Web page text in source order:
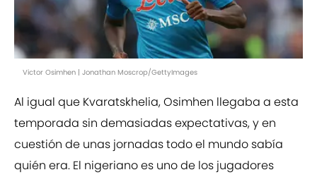
Victor Osimhen | Jonathan Moscrop/GettyImages
Al igual que Kvaratskhelia, Osimhen llegaba a esta
temporada sin demasiadas expectativas, y en
cuestión de unas jornadas todo el mundo sabía
quién era. El nigeriano es uno de los jugadores